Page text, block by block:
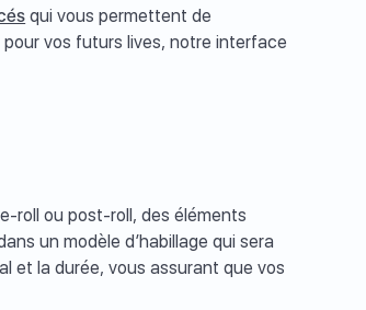
qui vous permettent de
vos futurs lives, notre interface
roll ou post-roll, des éléments
un modèle d’habillage qui sera
et la durée, vous assurant que vos